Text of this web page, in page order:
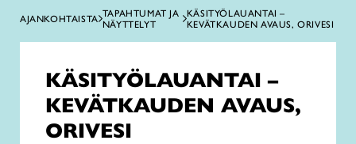
AJANKOHTAISTA TAPAHTUMAT JA
NÄYTTELYT
KÄSITYÖLAUANTAI –
KEVÄTKAUDEN AVAUS, ORIVESI
KÄSITYÖLAUANTAI –
KEVÄTKAUDEN AVAUS,
ORIVESI